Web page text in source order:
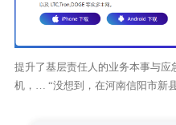
提升了基层责任人的业务本事与
机，… “没想到，在河南信阳市新